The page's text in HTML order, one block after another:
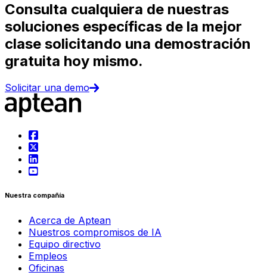
Consulta cualquiera de nuestras
soluciones específicas de la mejor
clase solicitando una demostración
gratuita hoy mismo.
Solicitar una demo
Nuestra compañía
Acerca de Aptean
Nuestros compromisos de IA
Equipo directivo
Empleos
Oficinas